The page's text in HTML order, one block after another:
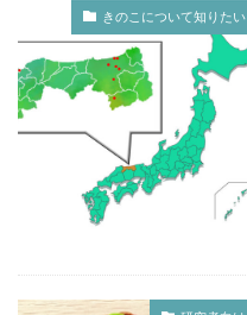
きのこについて知りたい